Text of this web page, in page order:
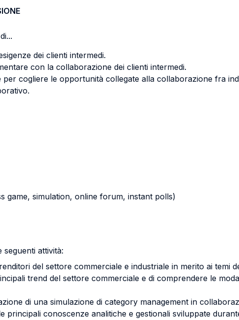
dei clienti intermedi.
con la collaborazione dei clienti intermedi.
cogliere le opportunità collegate alla collaborazione fra
game, simulation, online forum, instant polls)
attività:
del settore commerciale e industriale in merito ai temi
trend del settore commerciale e di comprendere le
di una simulazione di category management in
principali conoscenze analitiche e gestionali sviluppate